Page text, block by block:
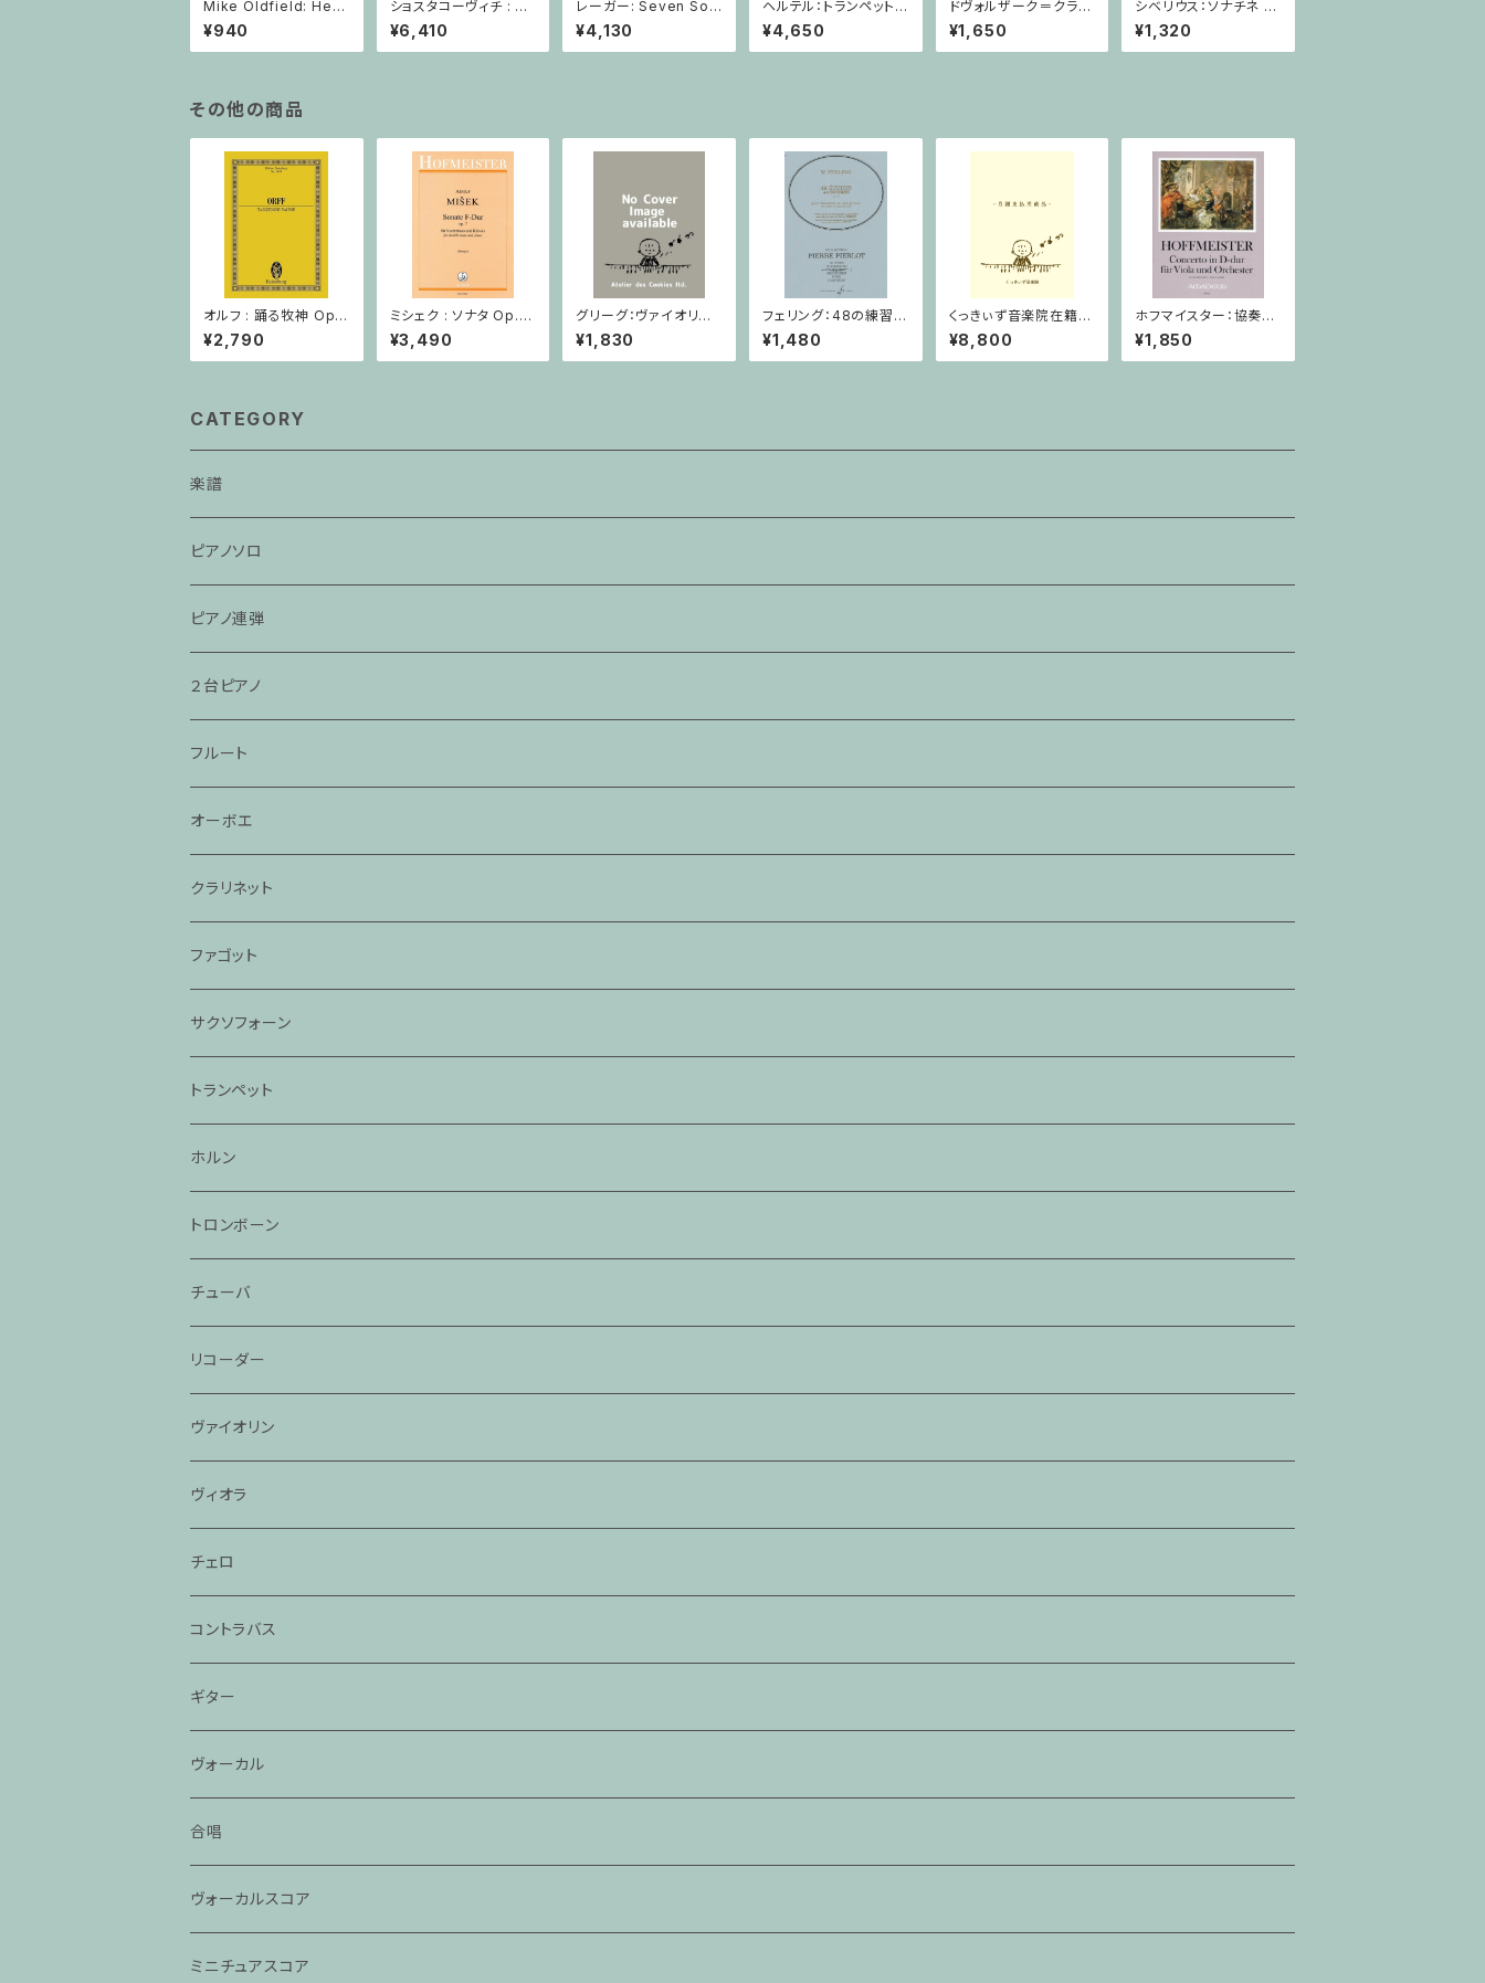
Mike Oldfield: Herg
est Ridge / ピアノ
¥940
ショスタコーヴィチ : 2
つのヴァイオリンとピア
ノのための 5つの小品 /
ヴァイオリン2とピアノ
¥6,410
レーガー: Seven Son
atas op. 91 Heft 2 /
ヴァイオリン
¥4,130
ヘルテル：トランペット協
奏曲第1番 変ホ長調/
トランペット・ピアノ
¥4,650
ドヴォルザーク＝クライ
スラー：スラヴ幻想曲 ロ
短調 from Op.55-4,
Op.75 / ヴァイオリン
¥1,650
シベリウス：ソナチネ ホ
長調 Op.80 / ヴァイオ
リンとピアノ
¥1,320
その他の商品
オルフ : 踊る牧神 Op.2
1 / ミニチュアスコア
¥2,790
ミシェク : ソナタ Op.7
/ コントラバスとピアノ
¥3,490
グリーグ：ヴァイオリン
ソナタ ヘ長調 Op.8 /
ヴァイオリン・ピアノ
¥1,830
フェリング：48の練習曲
/ サクソフォーンorオー
ボエ
¥1,480
くっきぃず音楽院在籍
者 月謝支払用商品
ピアノ科 ３０分
¥8,800
ホフマイスター：協奏曲
二長調 / ヴィオラ・ピア
ノ
¥1,850
CATEGORY
楽譜
ピアノソロ
ピアノ連弾
２台ピアノ
フルート
オーボエ
クラリネット
ファゴット
サクソフォーン
トランペット
ホルン
トロンボーン
チューバ
リコーダー
ヴァイオリン
ヴィオラ
チェロ
コントラバス
ギター
ヴォーカル
合唱
ヴォーカルスコア
ミニチュアスコア